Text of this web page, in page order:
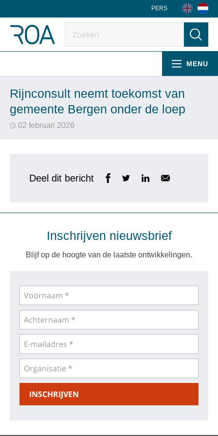
PERS
MENU
Rijnconsult neemt toekomst van
gemeente Bergen onder de loep
02 februari 2026
Deel dit bericht
Inschrijven nieuwsbrief
Blijf op de hoogte van de laatste ontwikkelingen.